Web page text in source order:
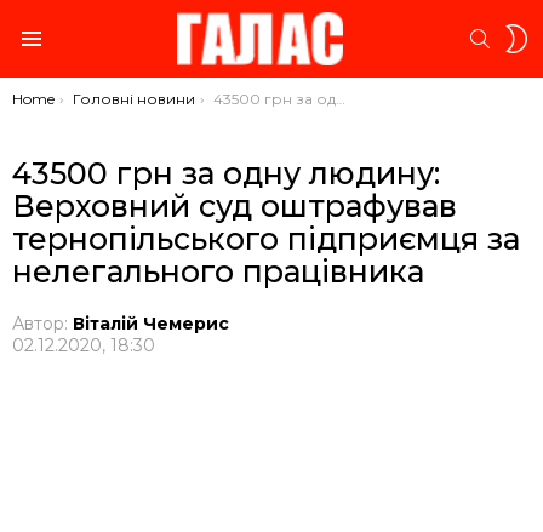
You are here:
Home Головні новини 43500 грн за одну людину: Верховний суд оштрафував тернопільського підприємця за нелегального працівника
43500 грн за одну людину:
Верховний суд оштрафував
тернопільського підприємця за
нелегального працівника
Автор: Віталій Чемерис
02.12.2020, 18:30